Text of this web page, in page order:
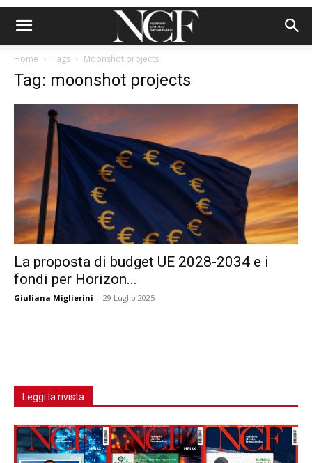
Home Tags Moonshot projects
Tag: moonshot projects
La proposta di budget UE 2028-2034 e i
fondi per Horizon...
Giuliana Miglierini - 29 Luglio 2025
Leggi la rivista